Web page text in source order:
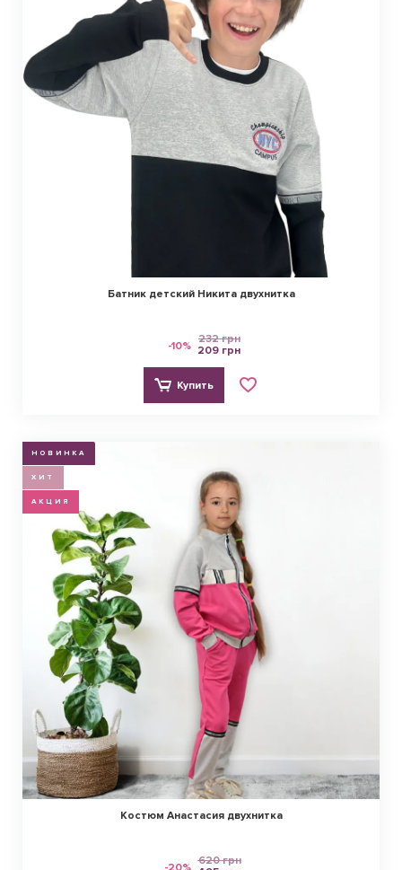
Батник детский Никита двухнитка
-10% 232 грн
209 грн
Купить
НОВИНКА
ХИТ
АКЦИЯ
Костюм Анастасия двухнитка
620 грн